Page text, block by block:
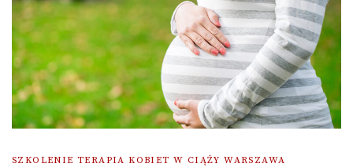
SZKOLENIE TERAPIA KOBIET W CIĄŻY WARSZAWA